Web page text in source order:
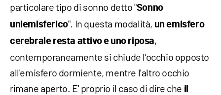
particolare tipo di sonno detto "Sonno
uniemisferico". In questa modalità, un emisfero
cerebrale resta attivo e uno riposa,
contemporaneamente si chiude l'occhio opposto
all'emisfero dormiente, mentre l'altro occhio
rimane aperto. E' proprio il caso di dire che il